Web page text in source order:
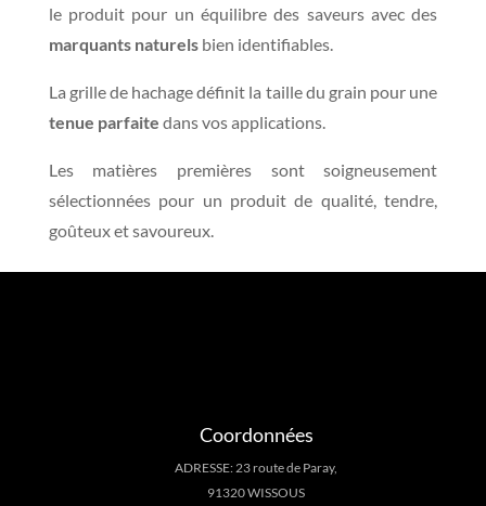
le produit pour un équilibre des saveurs avec des
marquants naturelsbien identifiables.
La grille de hachage définit la taille du grain pour une
tenue parfaite dans vos applications.
Les matières premières sont soigneusement
sélectionnées pour un produit de qualité, tendre,
goûteux et savoureux.
Coordonnées
ADRESSE: 23 route de Paray,
91320 WISSOUS